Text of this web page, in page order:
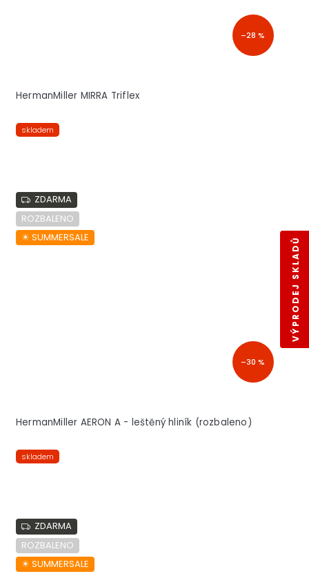
–28 %
HermanMiller MIRRA Triflex
skladem
ZDARMA
ROZBALENO
☀︎ SUMMERSALE
–30 %
HermanMiller AERON A - leštěný hliník (rozbaleno)
skladem
ZDARMA
ROZBALENO
☀︎ SUMMERSALE
VÝPRODEJ SKLADŮ